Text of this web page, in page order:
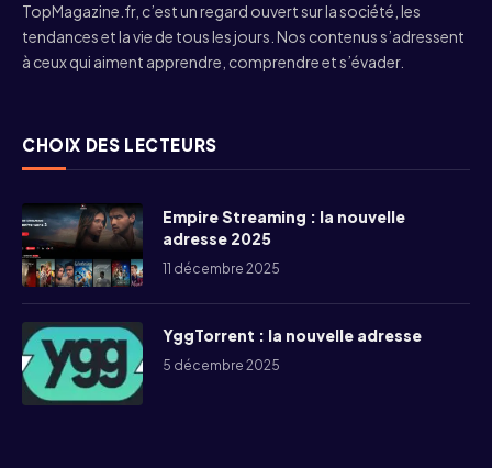
TopMagazine.fr, c’est un regard ouvert sur la société, les
tendances et la vie de tous les jours. Nos contenus s’adressent
à ceux qui aiment apprendre, comprendre et s’évader.
CHOIX DES LECTEURS
Empire Streaming : la nouvelle
adresse 2025
11 décembre 2025
YggTorrent : la nouvelle adresse
5 décembre 2025